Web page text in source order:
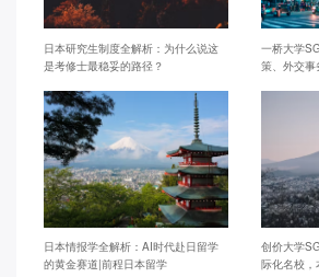
日本研究生制度全解析：为什么说这
是考修士最稳妥的路径？
一桥大学
策、外交事
日本情报学全解析：AI时代赴日留学
的黄金赛道|前程日本留学
创价大学
际化名校